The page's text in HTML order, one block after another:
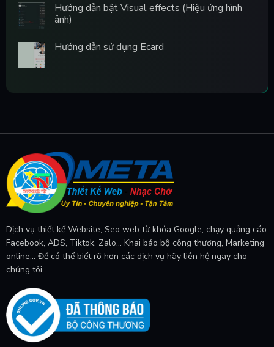
Hướng dẫn bật Visual effects (Hiệu ứng hình
ảnh)
Hướng dẫn sử dụng Ecard
Dịch vụ thiết kế Website, Seo web từ khóa Google, chạy quảng cáo
Facebook, ADS, Tiktok, Zalo... Khai báo bộ công thương, Marketing
online... Để có thể biết rõ hơn các dịch vụ hãy liên hệ ngay cho
chúng tôi.